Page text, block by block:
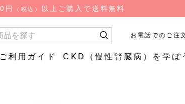
円 （税込） 以上ご購入で送料無料
検
お電話でのご注
ご利用ガイド CKD（慢性腎臓病）を学ぼ